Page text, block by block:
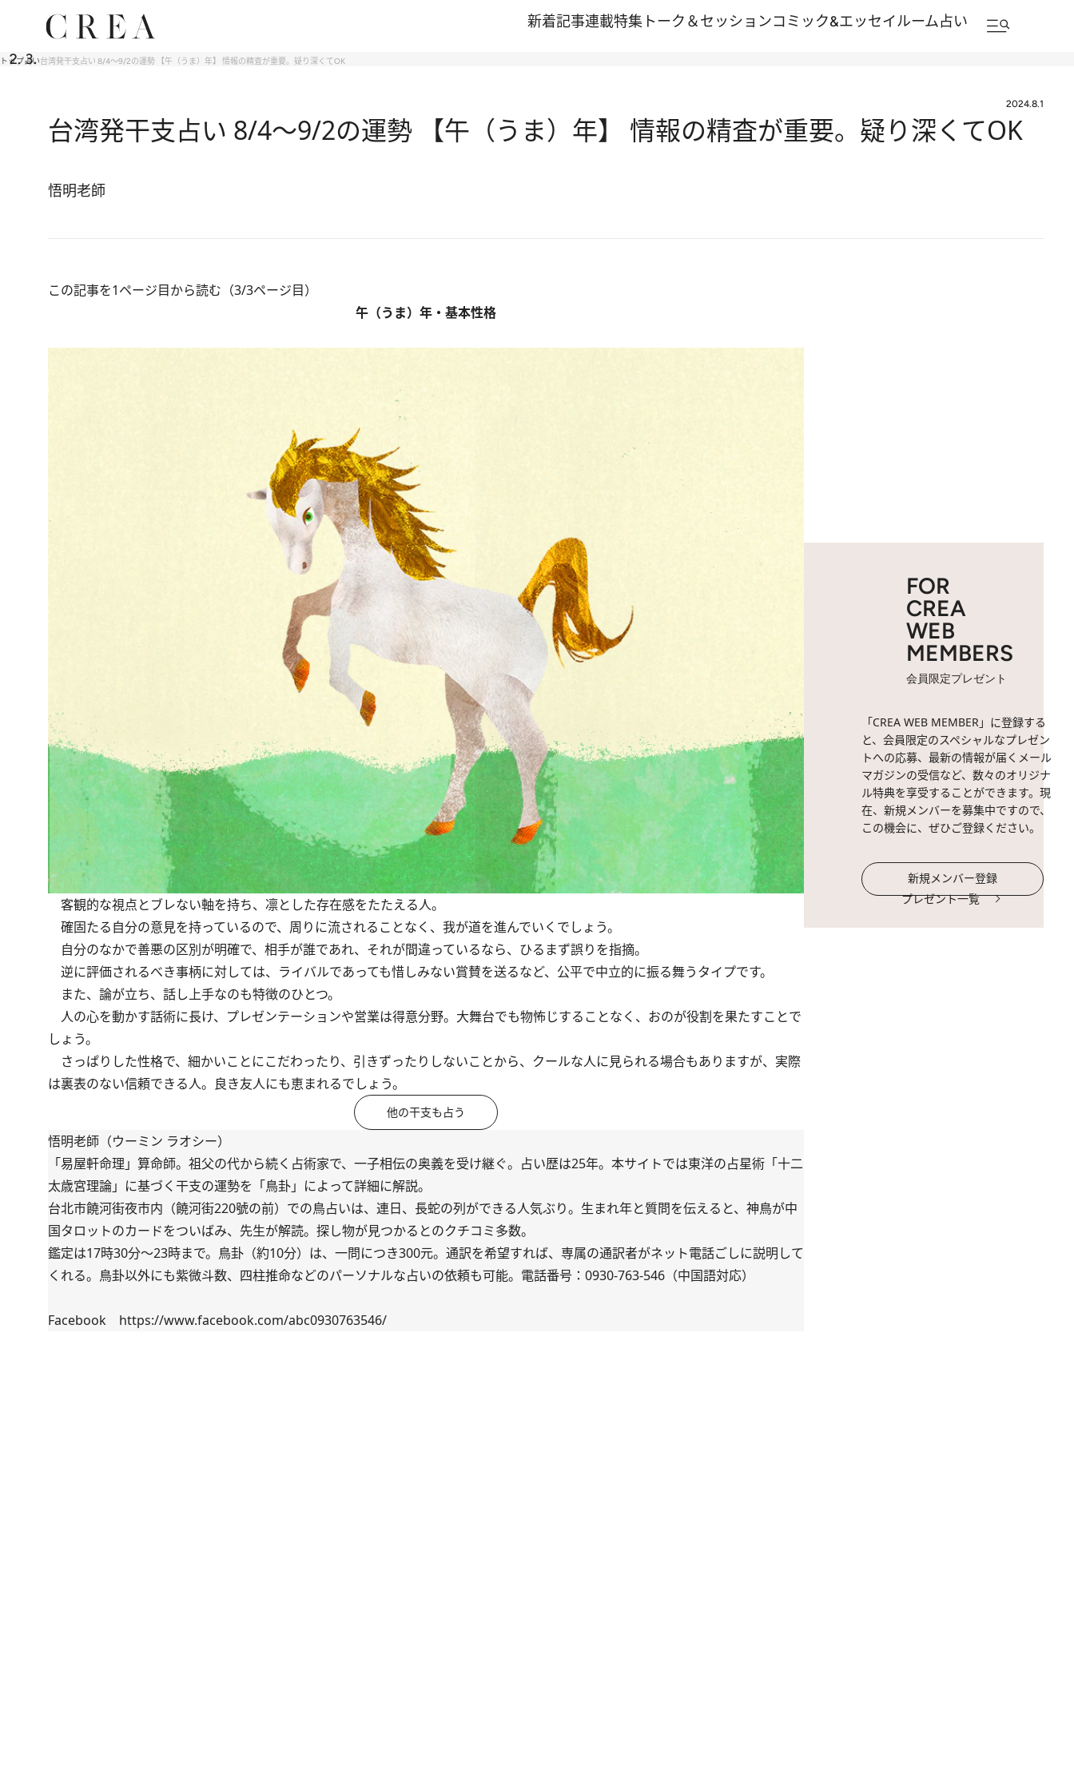
新着記事連載特集 トーク＆セッションコミック&エッセイルーム占い
トップ占い台湾発干支占い 8/4～9/2の運勢 【午（うま）年】 情報の精査が重要。疑り深くてOK
2024.8.1
台湾発干支占い 8/4～9/2の運勢 【午（うま）年】 情報の精査が重要。疑り深くてOK
悟明老師
この記事を1ページ目から読む（3/3ページ目）
午（うま）年・基本性格
客観的な視点とブレない軸を持ち、凛とした存在感をたたえる人。
確固たる自分の意見を持っているので、周りに流されることなく、我が道を進んでいくでしょう。
自分のなかで善悪の区別が明確で、相手が誰であれ、それが間違っているなら、ひるまず誤りを指摘。
逆に評価されるべき事柄に対しては、ライバルであっても惜しみない賞賛を送るなど、公平で中立的に振る舞うタイプです。
また、論が立ち、話し上手なのも特徴のひとつ。
人の心を動かす話術に長け、プレゼンテーションや営業は得意分野。大舞台でも物怖じすることなく、おのが役割を果たすことで
しょう。
さっぱりした性格で、細かいことにこだわったり、引きずったりしないことから、クールな人に見られる場合もありますが、実際
は裏表のない信頼できる人。良き友人にも恵まれるでしょう。
他の干支も占う
悟明老師（ウーミン ラオシー）
「易屋軒命理」算命師。祖父の代から続く占術家で、一子相伝の奥義を受け継ぐ。占い歴は25年。本サイトでは東洋の占星術「十二
太歳宮理論」に基づく干支の運勢を「鳥卦」によって詳細に解説。
台北市饒河街夜市内（饒河街220號の前）での鳥占いは、連日、長蛇の列ができる人気ぶり。生まれ年と質問を伝えると、神鳥が中
国タロットのカードをついばみ、先生が解読。探し物が見つかるとのクチコミ多数。
鑑定は17時30分～23時まで。鳥卦（約10分）は、一問につき300元。通訳を希望すれば、専属の通訳者がネット電話ごしに説明して
くれる。鳥卦以外にも紫微斗数、四柱推命などのパーソナルな占いの依頼も可能。電話番号：0930-763-546（中国語対応）
Facebook https://www.facebook.com/abc0930763546/
FOR
CREA
WEB
MEMBERS
会員限定プレゼント
「CREA WEB MEMBER」に登録する
と、会員限定のスペシャルなプレゼン
トへの応募、最新の情報が届くメール
マガジンの受信など、数々のオリジナ
ル特典を享受することができます。現
在、新規メンバーを募集中ですので、
この機会に、ぜひご登録ください。
新規メンバー登録
プレゼント一覧